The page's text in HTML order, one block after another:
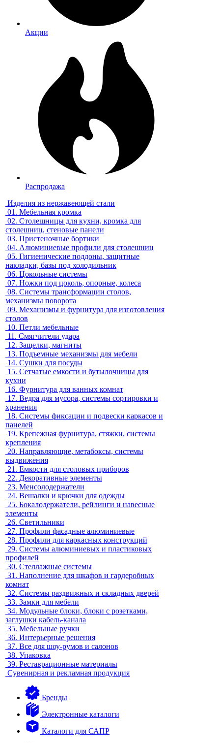
Акции
Распродажа
Изделия из нержавеющей стали
01. Мебельная кромка
02. Столешницы для кухни, кромка для
столешниц, стеновые панели
03. Пристеночные бортики
04. Алюминиевые профили для столешниц
05. Гигиенические поддоны, защитные
накладки, базы под холодильник
06. Цокольные системы
07. Ножки под цоколь, опорные, колеса
08. Системы трансформации столов,
механизмы поворота
09. Механизмы и фурнитура для изготовления
столов
10. Петли мебельные
11. Смягчители удара
12. Защелки, магниты
13. Подъемные механизмы для мебели
14. Сушки для посуды
15. Сетчатые емкости и бутылочницы для
кухни
16. Фурнитура для ванных комнат
17. Ведра для мусора, системы сортировки и
хранения
18. Системы фиксации и подвески каркасов и
панелей
19. Крепежная фурнитура, стяжки, системы
крепления
20. Направляющие, метабоксы, системы
выдвижения
21. Емкости для столовых приборов
22. Декоративные элементы
23. Менсолодержатели
24. Вешалки и крючки для одежды
25. Бокалодержатели, рейлинги и навесные
элементы
26. Светильники
27. Профили фасадные алюминиевые
28. Профили для каркасных конструкций
29. Системы алюминиевых и пластиковых
профилей
30. Стеллажные системы
31. Наполнение для шкафов и гардеробных
комнат
32. Системы раздвижных и складных дверей
33. Замки для мебели
34. Модульные блоки, блоки с розетками,
заглушки кабель-канала
35. Мебельные ручки
36. Интерьерные решения
37. Все для шоу-румов и салонов
38. Упаковка
39. Реставрационные материалы
Сувенирная и рекламная продукция
Бренды
Электронные каталоги
Каталоги для САПР